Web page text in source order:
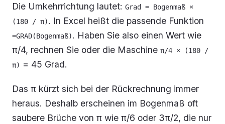
Die Umkehrrichtung lautet: Grad = Bogenmaß ×
(180 / π). In Excel heißt die passende Funktion
=GRAD(Bogenmaß). Haben Sie also einen Wert wie
π/4, rechnen Sie oder die Maschine π/4 × (180 /
π) = 45 Grad.
Das π kürzt sich bei der Rückrechnung immer
heraus. Deshalb erscheinen im Bogenmaß oft
saubere Brüche von π wie π/6 oder 3π/2, die nur